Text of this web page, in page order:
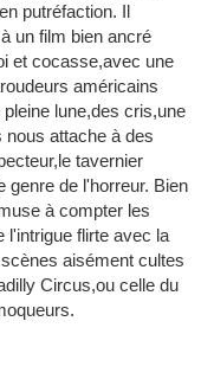
putréfaction. Il
un film bien ancré
et cocasse,avec une
américains
lune,des cris,une
attache à des
tavernier
genre de l'horreur. Bien
à compter les
l'intrigue flirte avec la
aisément cultes
Circus,ou celle du